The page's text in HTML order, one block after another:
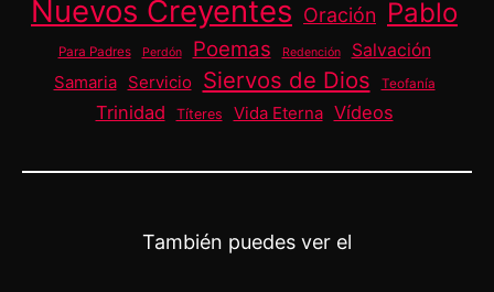
Nuevos Creyentes Oración Pablo
Para Padres Perdón Poemas Redención
Salvación
Samaria
Servicio Siervos de Dios Teofanía
Trinidad Títeres Vida Eterna Vídeos
También puedes ver el